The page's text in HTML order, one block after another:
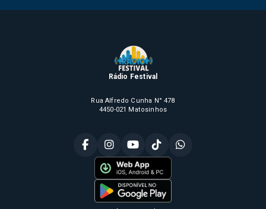
Rádio Festival
Rua Alfredo Cunha N° 478
4450-021 Matosinhos